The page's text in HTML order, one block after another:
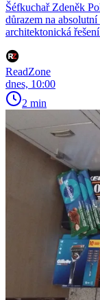
Šéfkuchař Zdeněk
důrazem na
architektonická
ReadZone
dnes, 10:00
2 min